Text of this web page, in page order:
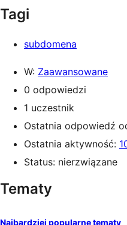
Tagi
subdomena
W: Zaawansowane
0 odpowiedzi
1 uczestnik
Ostatnia odpowiedź
Ostatnia aktywność:
Status: nierzwiązane
Tematy
Najbardziej popularne tematy